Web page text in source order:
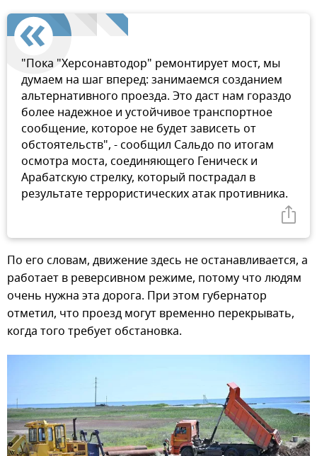
"Пока "Херсонавтодор" ремонтирует мост, мы
думаем на шаг вперед: занимаемся созданием
альтернативного проезда. Это даст нам гораздо
более надежное и устойчивое транспортное
сообщение, которое не будет зависеть от
обстоятельств", - сообщил Сальдо по итогам
осмотра моста, соединяющего Геническ и
Арабатскую стрелку, который пострадал в
результате террористических атак противника.
По его словам, движение здесь не останавливается, а
работает в реверсивном режиме, потому что людям
очень нужна эта дорога. При этом губернатор
отметил, что проезд могут временно перекрывать,
когда того требует обстановка.